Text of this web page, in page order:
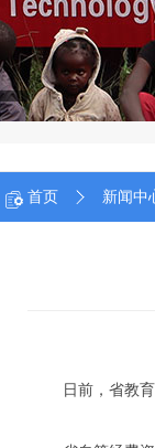
首页 新闻中
日前，省教育厅